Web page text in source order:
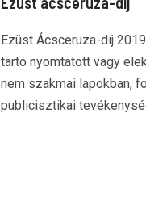
Ezüst Ácsceruza-díj
tartó nyomtatott vagy
nem szakmai lapokban,
publicisztikai